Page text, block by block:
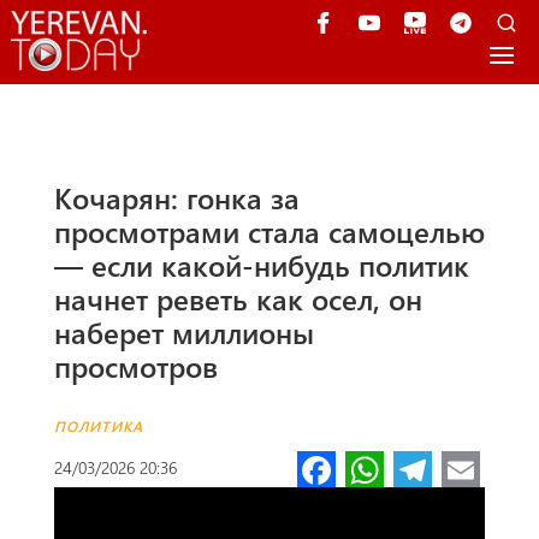
Кочарян: гонка за
просмотрами стала самоцелью
— если какой-нибудь политик
начнет реветь как осел, он
наберет миллионы
просмотров
ПОЛИТИКА
24/03/2026 20:36 Fa W Te